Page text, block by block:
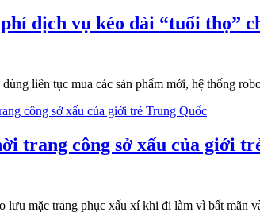
dịch vụ kéo dài “tuổi thọ”
liên tục mua các sản phẩm mới, hệ thống
trang công sở xấu của giới
lưu mặc trang phục xấu xí khi đi làm vì bất mãn